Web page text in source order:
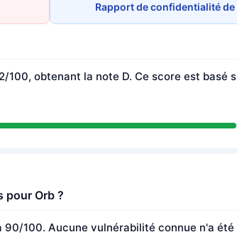
Rapport de confidentialité
100, obtenant la note D. Ce score est basé
pour Orb ?
100. Aucune vulnérabilité connue n'a